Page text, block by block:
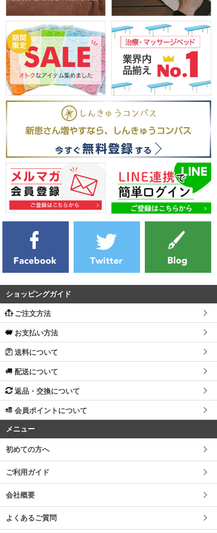
ショッピングガイド
ご注文方法
お支払い方法
送料について
配送について
返品・交換について
会員ポイントについて
メニュー
初めての方へ
ご利用ガイド
会社概要
よくあるご質問